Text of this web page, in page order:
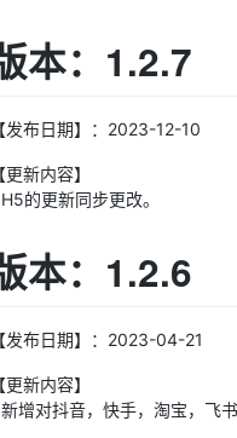
本：1.2.7
【发布日期】：2023-12-10
【更新内容】
的更新同步更改。
本：1.2.6
【发布日期】：2023-04-21
【更新内容】
增对抖音，快手，淘宝，飞